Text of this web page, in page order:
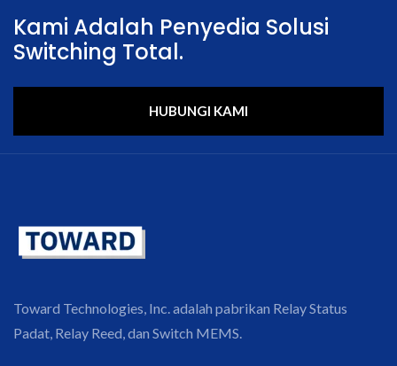
Kami Adalah Penyedia Solusi
Switching Total.
HUBUNGI KAMI
Toward Technologies, Inc. adalah pabrikan Relay Status
Padat, Relay Reed, dan Switch MEMS.